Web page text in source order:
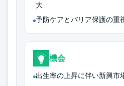
大
予防ケアとバリア保護の重
機会
出生率の上昇に伴い新興市